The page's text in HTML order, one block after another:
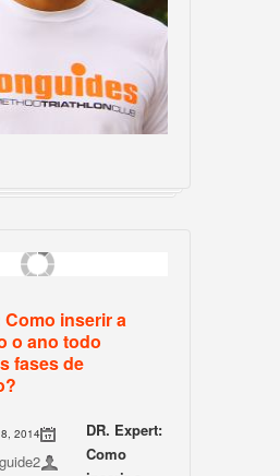
Como inserir a
o ano todo
fases de
2014
DR. Expert:
Como